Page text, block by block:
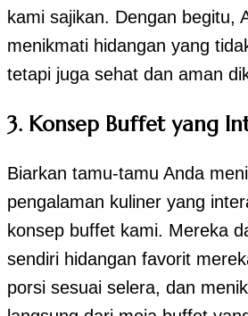
kami sajikan. Dengan begitu,
menikmati hidangan yang
tetapi juga sehat dan aman
3. Konsep Buffet yang
Biarkan tamu-tamu Anda
pengalaman kuliner yang
konsep buffet kami. Mereka
sendiri hidangan favorit
porsi sesuai selera, dan